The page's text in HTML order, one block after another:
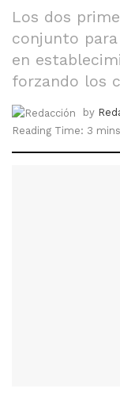
Los dos
conjunto
en
forzando los
by
Reading Time: 3